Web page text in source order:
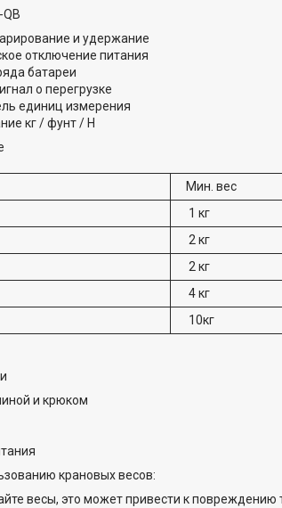
и удержание
отключение питания
батареи
о перегрузке
единиц измерения
кг / фунт / Н
Мин. вес
1 кг
2 кг
2 кг
4 кг
10кг
и крюком
крановых весов:
весы, это может привести к повреждению